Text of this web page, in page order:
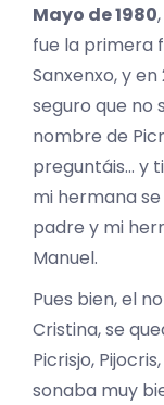
Mayo de 1980
fue la primera
Sanxenxo, y
seguro que no
nombre de
preguntáis… y
mi hermana
padre y mi
Manuel.
Pues bien, el
Cristina, se
Picrisjo,
sonaba muy